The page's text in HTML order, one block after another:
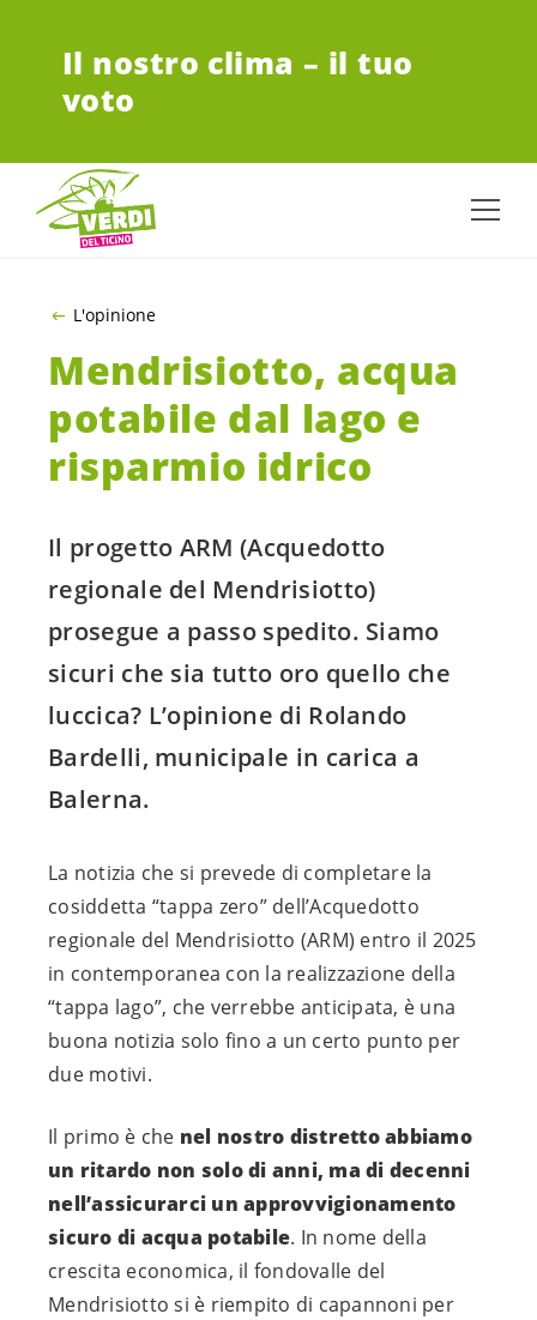
Il nostro clima – il tuo
voto
L'opinione
Mendrisiotto, acqua
potabile dal lago e
risparmio idrico
Il progetto ARM (Acquedotto
regionale del Mendrisiotto)
prosegue a passo spedito. Siamo
sicuri che sia tutto oro quello che
luccica? L’opinione di Rolando
Bardelli, municipale in carica a
Balerna.
La notizia che si prevede di completare la
cosiddetta “tappa zero” dell’Acquedotto
regionale del Mendrisiotto (ARM) entro il 2025
in contemporanea con la realizzazione della
“tappa lago”, che verrebbe anticipata, è una
buona notizia solo fino a un certo punto per
due motivi.
Il primo è che nel nostro distretto abbiamo
un ritardo non solo di anni, ma di decenni
nell’assicurarci un approvvigionamento
sicuro di acqua potabile. In nome della
crescita economica, il fondovalle del
Mendrisiotto si è riempito di capannoni per